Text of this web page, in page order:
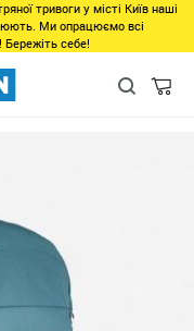
тривоги у місті Київ наші
Ми опрацюємо всі
Бережіть себе!
Туризм - Походы - Треккинг